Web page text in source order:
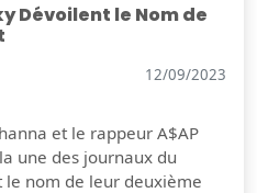
Dévoilent le Nom de
12/09/2023
et le rappeur A$AP
une des journaux du
nom de leur deuxième